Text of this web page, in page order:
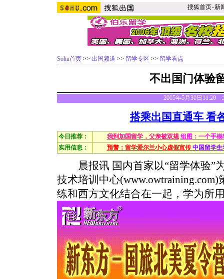
搜狐首页-新
Sohu首页 >> 出国频道 >> 留学专区 >> 留学看点
不出国门体验
2005年5月30日11:20
搭乘出国直通车 看
今日推荐： 我到加国留学，父亲被双规 组图：一个手
实用信息：
预警：留学爱尔兰小心虚假宣传 中国留学
晨报讯 国内首家以“留学体验”
技术培训中心
练和西方文化结合在一起，学为所